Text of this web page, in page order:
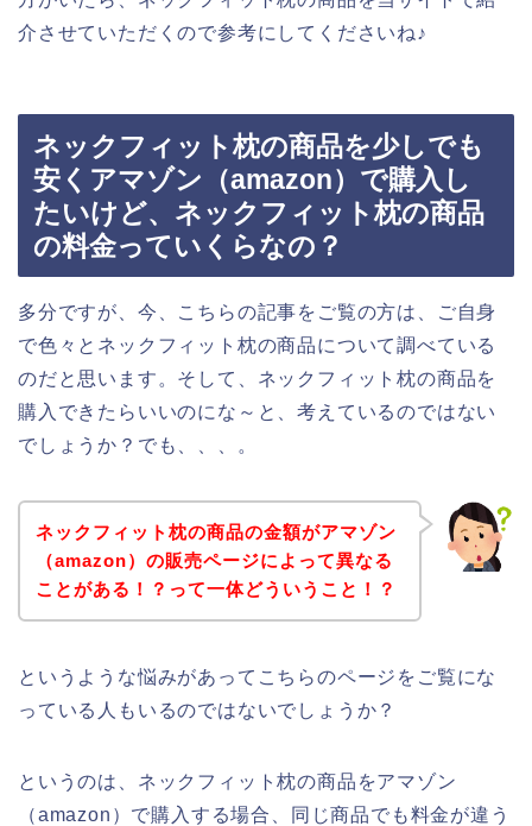
介させていただくので参考にしてくださいね♪
ネックフィット枕の商品を少しでも
安くアマゾン（amazon）で購入し
たいけど、ネックフィット枕の商品
の料金っていくらなの？
多分ですが、今、こちらの記事をご覧の方は、ご自身
で色々とネックフィット枕の商品について調べている
のだと思います。そして、ネックフィット枕の商品を
購入できたらいいのにな～と、考えているのではない
でしょうか？でも、、、。
ネックフィット枕の商品の金額がアマゾン
（amazon）の販売ページによって異なる
ことがある！？って一体どういうこと！？
というような悩みがあってこちらのページをご覧にな
っている人もいるのではないでしょうか？
というのは、ネックフィット枕の商品をアマゾン
（amazon）で購入する場合、同じ商品でも料金が違う